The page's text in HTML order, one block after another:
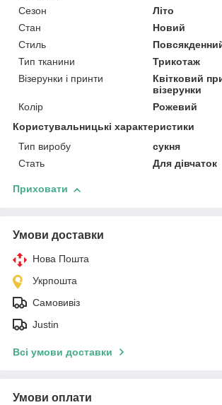
Сезон
Літо
Стан
Новий
Стиль
Тип тканини
Трикотаж
Візерунки і принти
Квітковий
візерунки
Колір
Рожевий
Користувальницькі характеристики
Тип виробу
сукня
Стать
Для дівчаток
Приховати
Умови доставки
Нова Пошта
Укрпошта
Самовивіз
Justin
Всі умови доставки
Умови оплати